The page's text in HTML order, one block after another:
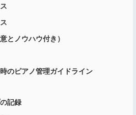
とノウハウ付き）
のピアノ管理ガイドライン
記録